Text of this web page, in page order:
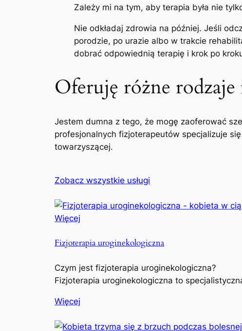
Zależy mi na tym, aby terapia była nie
Nie odkładaj zdrowia na później. Jeśli
porodzie, po urazie albo w trakcie
dobrać odpowiednią terapię i krok po
Oferuję różne
Jestem dumna z tego, że mogę zaoferować
profesjonalnych fizjoterapeutów specjalizuje
towarzyszącej.
Zobacz wszystkie usługi
Więcej
Fizjoterapia uroginekologiczna
Czym jest fizjoterapia uroginekologiczna?
Fizjoterapia uroginekologiczna to
Więcej